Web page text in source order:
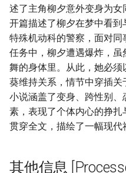
述了主角柳夕意外变身为
开篇描述了柳夕在梦中看
特殊机动科的警察，面对
任务中，柳夕遭遇爆炸，
舞的身体里。从此，她必
葵维持关系，情节中穿插关
小说涵盖了变身、跨性别
素，表现了个体内心的挣
贯穿全文，描绘了一幅现代
其他信息